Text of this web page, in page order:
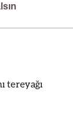
tereyağı